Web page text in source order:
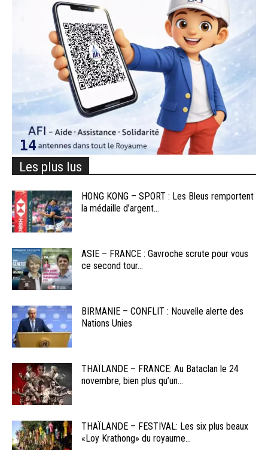
Les plus lus
HONG KONG – SPORT : Les Bleus remportent
la médaille d’argent...
ASIE – FRANCE : Gavroche scrute pour vous
ce second tour...
BIRMANIE – CONFLIT : Nouvelle alerte des
Nations Unies
THAÏLANDE – FRANCE: Au Bataclan le 24
novembre, bien plus qu’un...
THAÏLANDE – FESTIVAL: Les six plus beaux
«Loy Krathong» du royaume...